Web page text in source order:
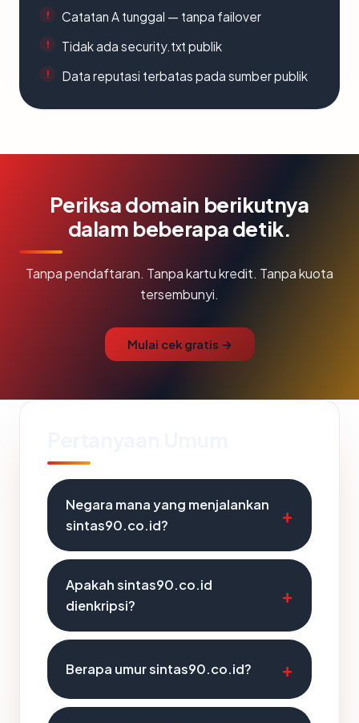
Catatan A tunggal — tanpa failover
Tidak ada security.txt publik
Data reputasi terbatas pada sumber publik
Periksa domain berikutnya
dalam beberapa detik.
Tanpa pendaftaran. Tanpa kartu kredit. Tanpa kuota
tersembunyi.
Mulai cek gratis →
Negara mana yang menjalankan
sintas90.co.id?
Apakah sintas90.co.id
dienkripsi?
Berapa umur sintas90.co.id?